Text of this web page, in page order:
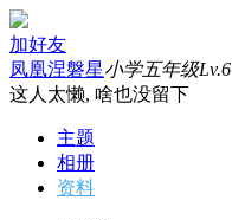
加好友
凤凰涅磐星小学五年级Lv.6
这人太懒, 啥也没留下
主题
相册
资料